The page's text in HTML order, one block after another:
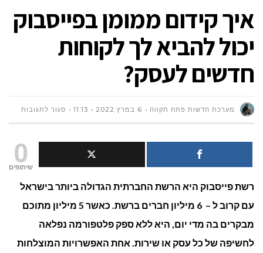
איך קידום ממומן בפייסבוק
יכול להביא לך לקוחות
חדשים לעסק?
מערכת חדשות פתח תקווה 6 במרץ 2022 11:13 סגור לתגובותעל
ממומן0
שיתופים
רשת פייסבוק היא הרשת החברתית הגדולה ביותר בישראל
עם קרוב ל – 6 מיליון חברים ברשת. כאשר 5 מיליון מתוכם
מבקרים בה מדי יום, היא ללא ספק פלטפורמה נפלאה
לחשיפה של כל עסק או שירות. אחת האפשרויות המוצלחות